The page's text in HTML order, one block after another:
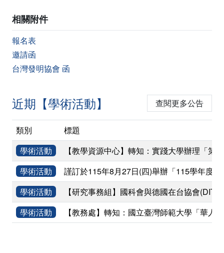
相關附件
報名表
邀請函
台灣發明協會 函
近期【學術活動】 查閱更多公告
類別
標題
學術活動
【教學資源中心】轉知：實踐大學辦理「第
學術活動
謹訂於115年8月27日(四)舉辦「115學年度
學術活動
【研究事務組】國科會與德國在台協會
學術活動
【教務處】轉知：國立臺灣師範大學「華